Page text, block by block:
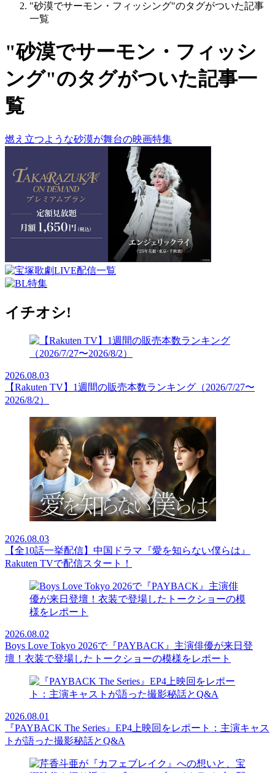
"砂漠でサーモン・フィッシング"のタグがついた記事
一覧
"砂漠でサーモン・フィッシ
ング"のタグがついた記事一
覧
燃え立つような砂漠が舞台の映画特集
イチオシ!
2026.08.03
【Rakuten TV】1週間の販売本数ランキング（2026/7/27〜
2026/8/2）
2026.08.03
【全10話一挙配信】中国ドラマ『愛を知らない僕らは』
Rakuten TVで配信スタート！
2026.08.02
Boys Love Tokyo 2026で『PAYBACK』主演俳優が来日登
壇！衣装で登場したトークショーの模様をレポート
2026.08.01
『PAYBACK The Series』EP4上映回をレポート：主演キャス
トが語った撮影秘話とQ&A